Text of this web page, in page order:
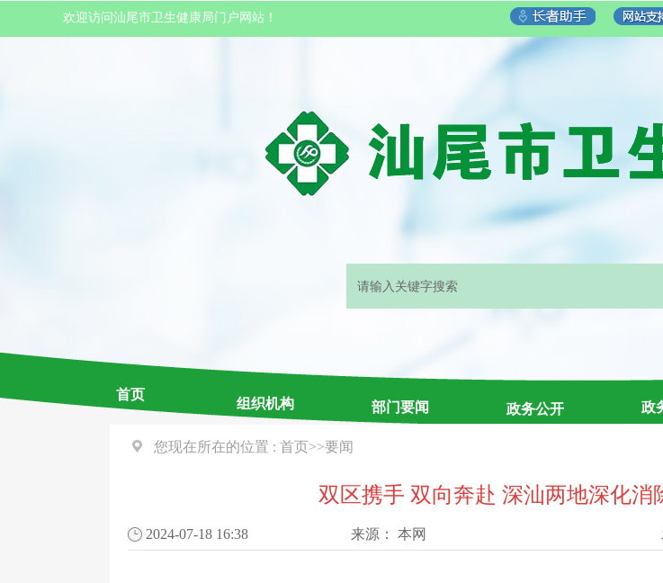
欢迎访问汕尾市卫生健康局门户网站！
首页
组织机构 部门要闻 政务公开 政
您现在所在的位置 : 首页>>要闻
双区携手 双向奔赴 深汕两地深化
2024-07-18 16:38 来源： 本网